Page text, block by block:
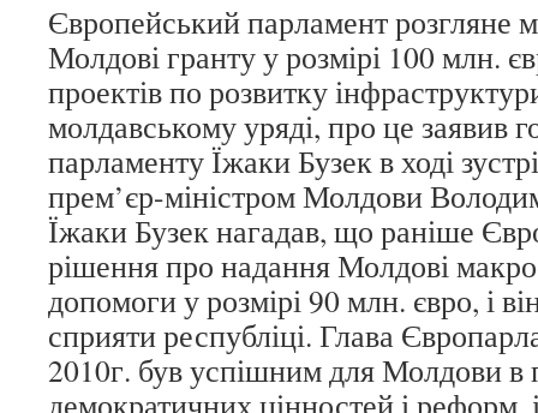
Європейський парламент розгляне
Молдові гранту у розмірі 100 млн.
проектів по розвитку
молдавському уряді, про це заявив
парламенту Їжаки Бузек в ході
прем’єр-міністром Молдови
Їжаки Бузек нагадав, що раніше
рішення про надання Молдові
допомоги у розмірі 90 млн. євро, і
сприяти республіці. Глава
2010г. був успішним для Молдови в
демократичних цінностей і реформ,